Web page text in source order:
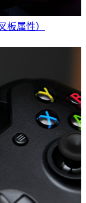
板属性）